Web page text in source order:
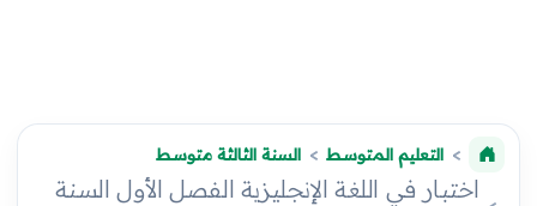
التعليم المتوسط السنة الثالثة متوسط
اختبار في اللغة الإنجليزية الفصل الأول السنة